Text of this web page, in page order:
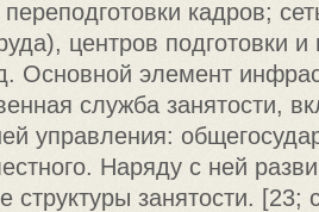
кадров;
центров подготовки и
Основной элемент
служба занятости,
управления:
Наряду с ней
структуры занятости.